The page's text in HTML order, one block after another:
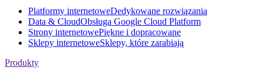
Platformy internetoweDedykowane rozwiązania
Data & CloudObsługa Google Cloud Platform
Strony internetowePiękne i dopracowane
Sklepy internetoweSklepy, które zarabiają
Produkty